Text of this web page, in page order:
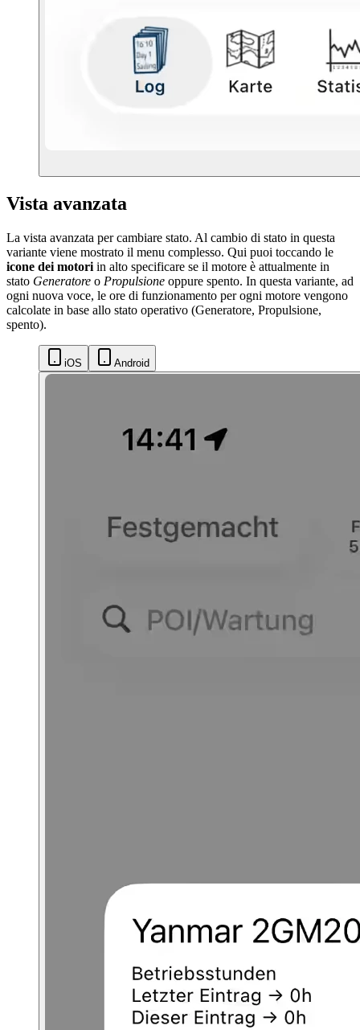
Vista avanzata
La vista avanzata per cambiare stato. Al cambio di stato in questa
variante viene mostrato il menu complesso. Qui puoi toccando le
icone dei motori in alto specificare se il motore è attualmente in
stato Generatore o Propulsione oppure spento. In questa variante, ad
ogni nuova voce, le ore di funzionamento per ogni motore vengono
calcolate in base allo stato operativo (Generatore, Propulsione,
spento).
iOS Android